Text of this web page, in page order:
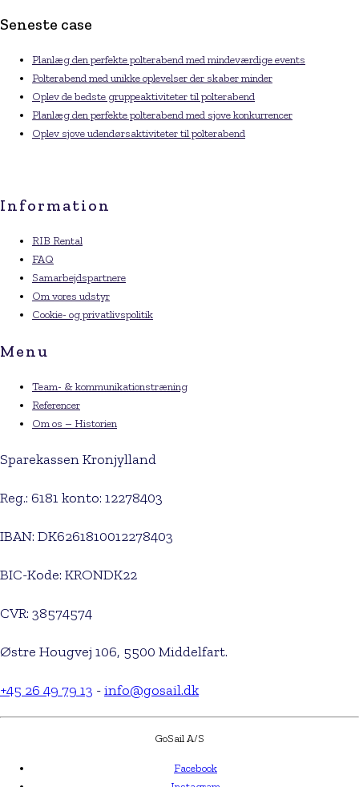
Seneste case
Planlæg den perfekte polterabend med mindeværdige events
Polterabend med unikke oplevelser der skaber minder
Oplev de bedste gruppeaktiviteter til polterabend
Planlæg den perfekte polterabend med sjove konkurrencer
Oplev sjove udendørsaktiviteter til polterabend
Information
RIB Rental
FAQ
Samarbejdspartnere
Om vores udstyr
Cookie- og privatlivspolitik
Menu
Team- & kommunikationstræning
Referencer
Om os – Historien
Sparekassen Kronjylland
Reg.: 6181 konto: 12278403
IBAN: DK6261810012278403
BIC-Kode: KRONDK22
CVR: 38574574
Østre Hougvej 106, 5500 Middelfart.
+45 26 49 79 13 -info@gosail.dk
GoSail A/S
Facebook